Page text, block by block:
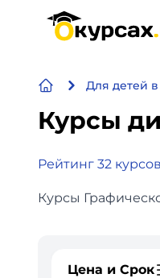
Для детей
Курсы
Рейтинг 32 курсов
Курсы
Цена и Срок
Бизнес и
Дизайн
Видео,